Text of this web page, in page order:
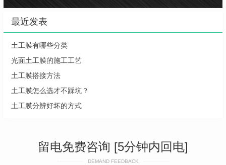
最近发表
土工膜有哪些分类
光面土工膜的施工工艺
土工膜搭接方法
土工膜怎么选才不踩坑？
土工膜分辨好坏的方式
留电免费咨询 [5分钟内回电]
DEMAND FEEDBACK